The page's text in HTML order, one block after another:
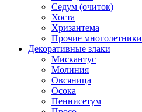
Седум (очиток)
Хоста
Хризантема
Прочие многолетники
Декоративные злаки
Мискантус
Молиния
Овсяница
Осока
Пеннисетум